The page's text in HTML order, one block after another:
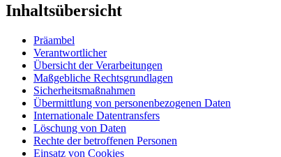
Inhaltsübersicht
Präambel
Verantwortlicher
Übersicht der Verarbeitungen
Maßgebliche Rechtsgrundlagen
Sicherheitsmaßnahmen
Übermittlung von personenbezogenen Daten
Internationale Datentransfers
Löschung von Daten
Rechte der betroffenen Personen
Einsatz von Cookies